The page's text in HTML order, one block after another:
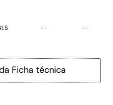
-- --
Ficha técnica